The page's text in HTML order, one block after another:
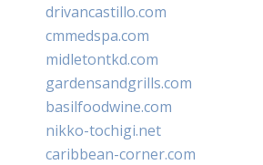
drivancastillo.com
cmmedspa.com
midletontkd.com
gardensandgrills.com
basilfoodwine.com
nikko-tochigi.net
caribbean-corner.com